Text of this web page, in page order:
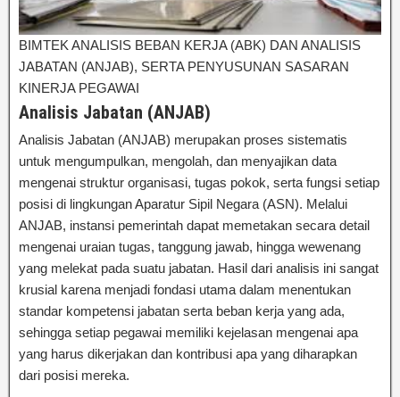
BIMTEK ANALISIS BEBAN KERJA (ABK) DAN ANALISIS
JABATAN (ANJAB), SERTA PENYUSUNAN SASARAN
KINERJA PEGAWAI
Analisis Jabatan (ANJAB)
Analisis Jabatan (ANJAB) merupakan proses sistematis
untuk mengumpulkan, mengolah, dan menyajikan data
mengenai struktur organisasi, tugas pokok, serta fungsi setiap
posisi di lingkungan Aparatur Sipil Negara (ASN). Melalui
ANJAB, instansi pemerintah dapat memetakan secara detail
mengenai uraian tugas, tanggung jawab, hingga wewenang
yang melekat pada suatu jabatan. Hasil dari analisis ini sangat
krusial karena menjadi fondasi utama dalam menentukan
standar kompetensi jabatan serta beban kerja yang ada,
sehingga setiap pegawai memiliki kejelasan mengenai apa
yang harus dikerjakan dan kontribusi apa yang diharapkan
dari posisi mereka.